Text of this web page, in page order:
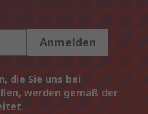
Anmelden
die Sie uns bei
werden gemäß der